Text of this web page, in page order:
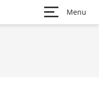
Menu